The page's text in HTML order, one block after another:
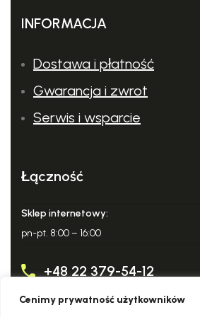
Cenimy prywatność użytkowników
Wysokie osiągi
Kocioł z wężownicą grzewczą jest
INFORMACJA
Dostawa i płatność
Gwarancja i zwrot
Serwis i wsparcie
Łączność
Sklep internetowy:
pn-pt. 8:00 – 16:00
+48 22 379-54-12
info@domowy-expert.pl